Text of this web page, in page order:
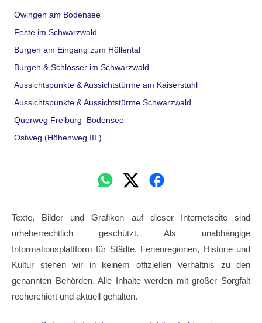
Owingen am Bodensee
Feste im Schwarzwald
Burgen am Eingang zum Höllental
Burgen & Schlösser im Schwarzwald
Aussichtspunkte & Aussichtstürme am Kaiserstuhl
Aussichtspunkte & Aussichtstürme Schwarzwald
Querweg Freiburg–Bodensee
Ostweg (Höhenweg III.)
Texte, Bilder und Grafiken auf dieser Internetseite sind
urheberrechtlich geschützt. Als unabhängige
Informationsplattform für Städte, Ferienregionen, Historie und
Kultur stehen wir in keinem offiziellen Verhältnis zu den
genannten Behörden. Alle Inhalte werden mit großer Sorgfalt
recherchiert und aktuell gehalten.